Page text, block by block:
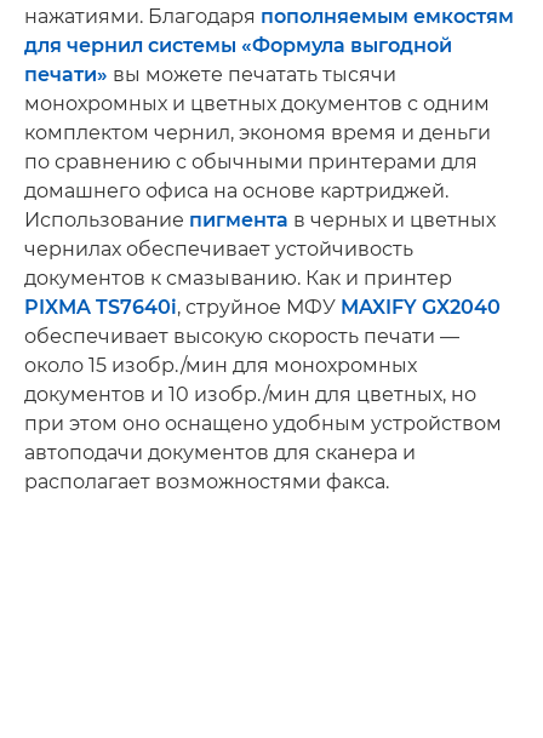
нажатиями. Благодаря пополняемым емкостям
для чернил системы «Формула выгодной
печати» вы можете печатать тысячи
монохромных и цветных документов с одним
комплектом чернил, экономя время и деньги
по сравнению с обычными принтерами для
домашнего офиса на основе картриджей.
Использование пигмента в черных и цветных
чернилах обеспечивает устойчивость
документов к смазыванию. Как и принтер
PIXMA TS7640i, струйное МФУ MAXIFY GX2040
обеспечивает высокую скорость печати —
около 15 изобр./мин для монохромных
документов и 10 изобр./мин для цветных, но
при этом оно оснащено удобным устройством
автоподачи документов для сканера и
располагает возможностями факса.